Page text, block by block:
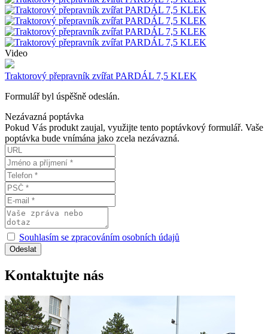
Video
Traktorový přepravník zvířat PARDÁL 7,5 KLEK
Formulář byl úspěšně odeslán.
Nezávazná poptávka
Pokud Vás produkt zaujal, využijte tento poptávkový formulář. Vaše
poptávka bude vnímána jako zcela nezávazná.
Souhlasím se zpracováním osobních údajů
Kontaktujte nás